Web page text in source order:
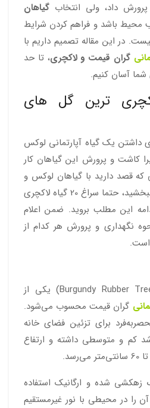
داد، ولی انتخاب گیاهان
محیط باشد و فراهم کردن شرایط
در این مقاله تصمیم داریم با
گران قیمت و لاکچری، تا حد
شما آسان کنیم.
لاکچری ترین گل های
داشتن یک گیاه آپارتمانی لوکس
کاشت و پرورش این گیاهان کار
قصد دارید با گیاهان لوکس و
زیبا، فضای خانه را زینت ببخشید، حتما سراغ 20 گیاه لاکچری
این مطلب بروید. ضمن اعلام
نگهداری و پرورش هر کدام از
است.
گیاه فیکوس الاستیکا (Burgundy Rubber Tree) یکی از
گران قیمت محسوب می‌شود.
برای تزئین فضای خانه
کم و متوسطی داشته و ارتفاع
زهکشی شده و ارگانیک استفاده
را در محیطی با نور غیرمستقیم